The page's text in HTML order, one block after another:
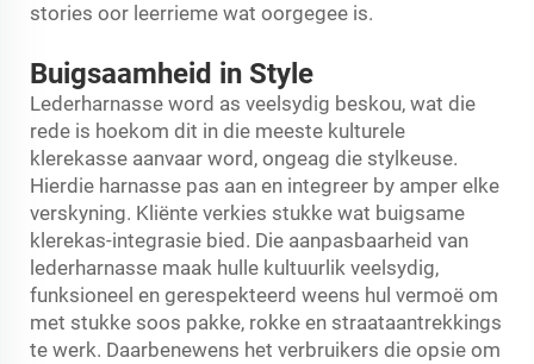
stories oor leerrieme wat oorgegee is.
Buigsaamheid in Style
Lederharnasse word as veelsydig beskou, wat die
rede is hoekom dit in die meeste kulturele
klerekasse aanvaar word, ongeag die stylkeuse.
Hierdie harnasse pas aan en integreer by amper elke
verskyning. Kliënte verkies stukke wat buigsame
klerekas-integrasie bied. Die aanpasbaarheid van
lederharnasse maak hulle kultuurlik veelsydig,
funksioneel en gerespekteerd weens hul vermoë om
met stukke soos pakke, rokke en straataantrekkings
te werk. Daarbenewens het verbruikers die opsie om